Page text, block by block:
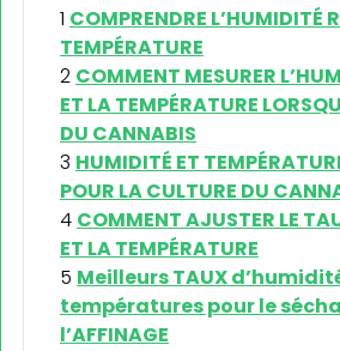
COMPRENDRE L’HUMIDITÉ
TEMPÉRATURE
COMMENT MESURER
ET LA TEMPÉRATURE
DU CANNABIS
HUMIDITÉ ET
POUR LA CULTURE DU
COMMENT AJUSTER LE
ET LA TEMPÉRATURE
Meilleurs TAUX
températures pour le
l’AFFINAGE